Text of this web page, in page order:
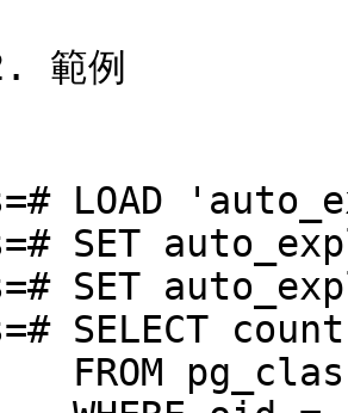
範例
LOAD
SET
SET
SELECT